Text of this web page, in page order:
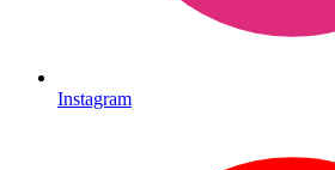
Instagram